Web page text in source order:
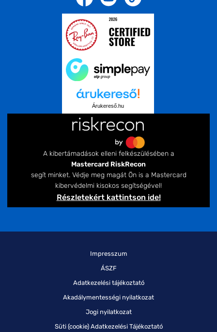
Árukereső.hu
A kibertámadások elleni felkészülésében a
Mastercard RiskRecon
segít minket. Védje meg magát Ön is a Mastercard
kibervédelmi kisokos segítségével!
Részletekért kattintson ide!
Impresszum
ÁSZF
Adatkezelési tájékoztató
Akadálymentességi nyilatkozat
Jogi nyilatkozat
Süti (cookie) Adatkezelési Tájékoztató